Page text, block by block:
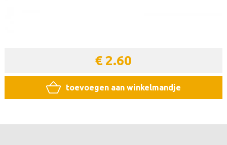
€ 2.60
toevoegen aan winkelmandje